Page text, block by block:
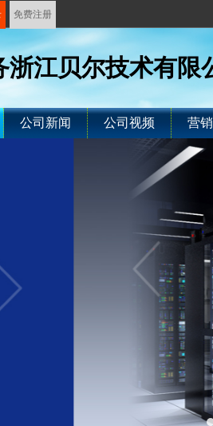
免费注册
浙江贝尔技术有限
公司新闻 公司视频 营